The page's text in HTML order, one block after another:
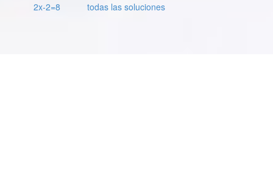
2x-2=8
todas las soluciones